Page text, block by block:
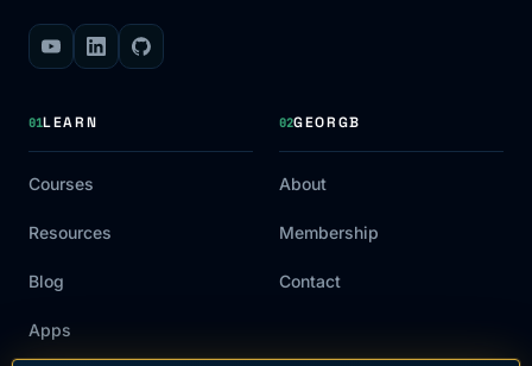
01LEARN
Courses
Resources
Blog
Apps
02GEORGB
About
Membership
Contact